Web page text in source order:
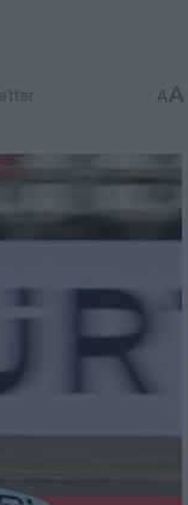
AA